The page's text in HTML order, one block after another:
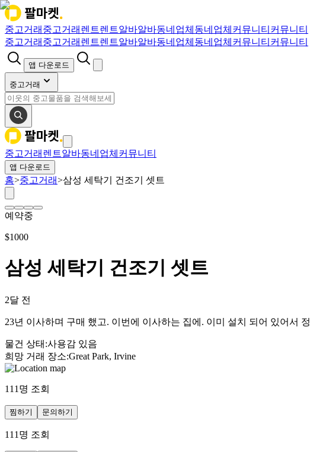
중고거래 중고거래 렌트렌트알바알바동네업체 동네업체 커뮤니티 커뮤니티
중고거래 중고거래 렌트렌트알바알바동네업체 동네업체 커뮤니티 커뮤니티
앱 다운로드
중고거래
중고거래 렌트알바동네업체 커뮤니티
앱 다운로드
홈>중고거래>삼성 세탁기 건조기 셋트
예약중
$1000
삼성 세탁기 건조기 셋트
2달 전
23년 이사하며 구매 했고. 이번에 이사하는 집에. 이미 설치 되어 있어서
물건 상태 :사용감 있음
희망 거래 장소:Great Park, Irvine
111 명 조회
찜하기 문의하기
111 명 조회